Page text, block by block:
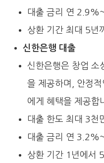
대출 금리 연
상환 기간 최대 5년
신한은행 대출
신한은행은 창업 소
을 제공하며, 안정
에게 혜택을 제공합
대출 한도 최대 3천
대출 금리 연
상환 기간 1년에서 5